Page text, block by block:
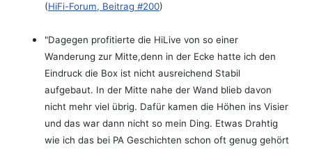
(HiFi-Forum, Beitrag #200)
"Dagegen profitierte die HiLive von so einer
Wanderung zur Mitte,denn in der Ecke hatte ich den
Eindruck die Box ist nicht ausreichend Stabil
aufgebaut. In der Mitte nahe der Wand blieb davon
nicht mehr viel übrig. Dafür kamen die Höhen ins Visier
und das war dann nicht so mein Ding. Etwas Drahtig
wie ich das bei PA Geschichten schon oft genug gehört